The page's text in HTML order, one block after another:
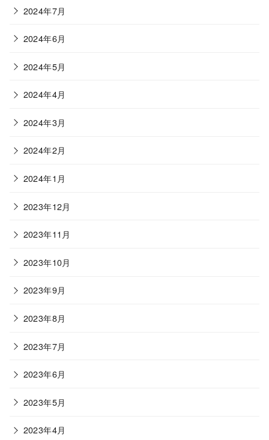
2024年7月
2024年6月
2024年5月
2024年4月
2024年3月
2024年2月
2024年1月
2023年12月
2023年11月
2023年10月
2023年9月
2023年8月
2023年7月
2023年6月
2023年5月
2023年4月